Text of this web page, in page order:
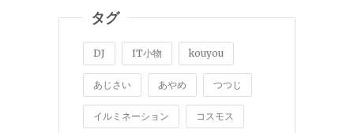
タグ
DJ IT小物 kouyou
あじさい あやめ つつじ
イルミネーション コスモス